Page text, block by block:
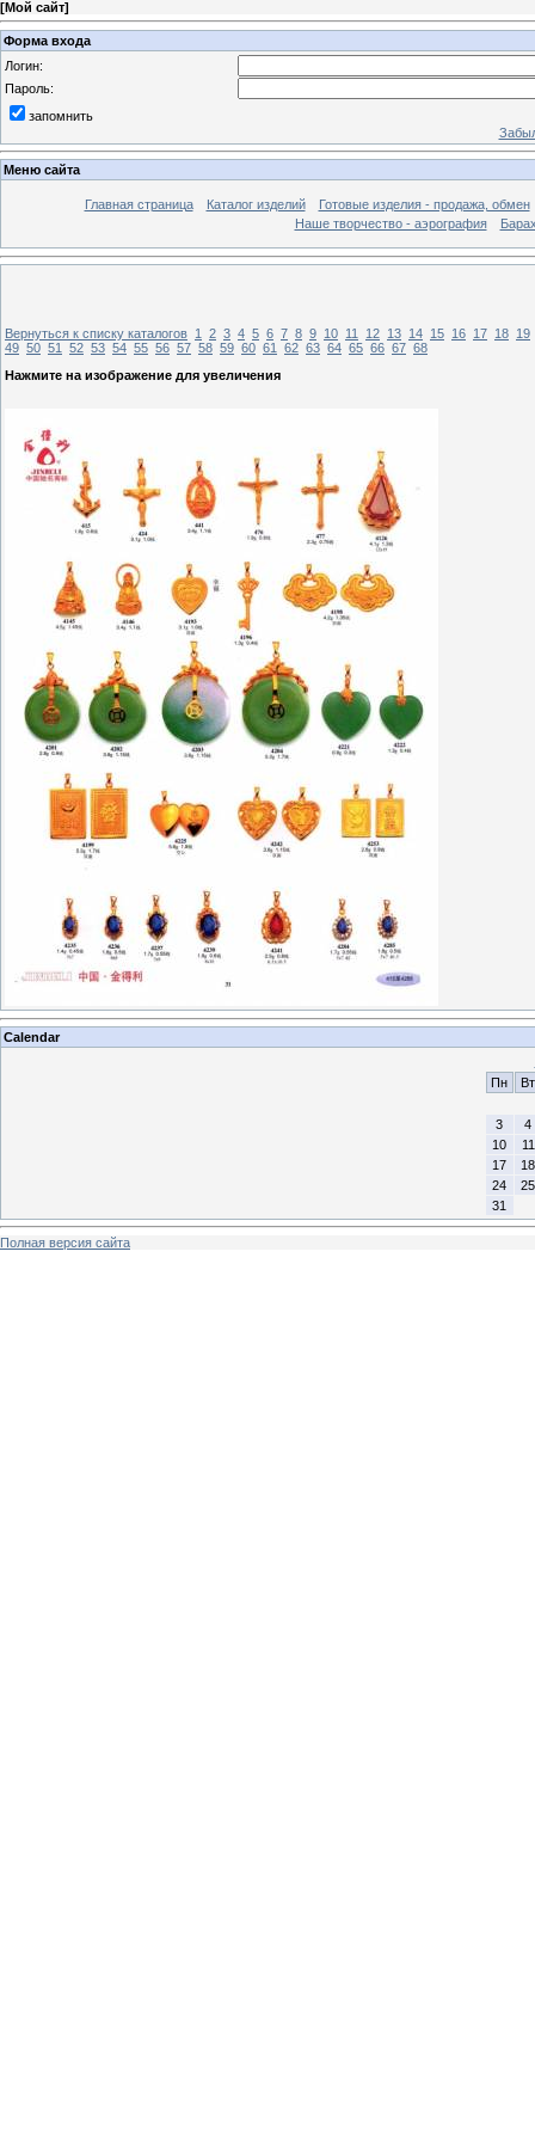
[Мой сайт]
Форма входа
Логин:
Пароль:
запомнить
Меню сайта
Главная страница Каталог изделий
Готовые изделия - продажа, обмен
Наше творчество - аэрография
Вернуться к списку каталогов 1 2 3 4 5 6 7 8 9 10 11 12 13 14 15 16 17 18 19
49 50 51 52 53 54 55 56 57 58 59 60 61 62 63 64 65 66 67 68
Нажмите на изображение для увеличения
Calendar
Пн
Вт
3
4
10
11
17
18
24
25
31
Полная версия сайта